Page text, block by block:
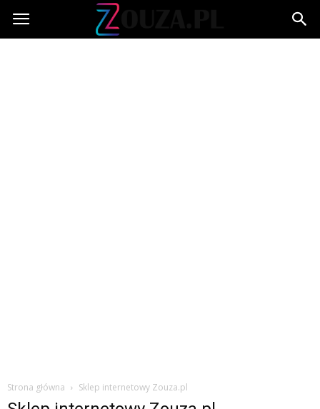
Zouza.pl
Strona główna Sklep internetowy Zouza.pl